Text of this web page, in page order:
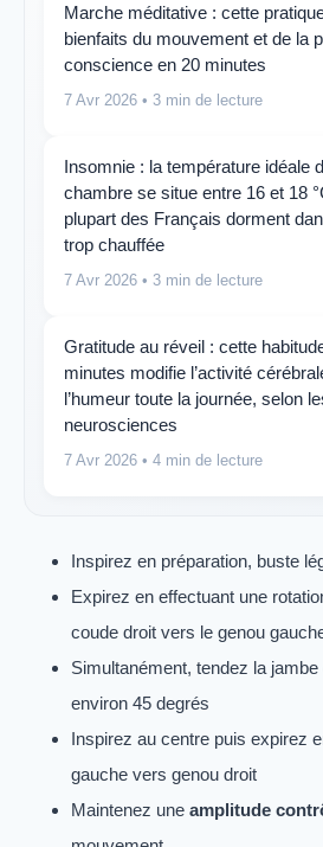
Marche méditative : cette
bienfaits du mouvement et de la
conscience en 20 minutes
7 Avr 2026 • 3 min de lecture
Insomnie : la température idéale
chambre se situe entre 16 et 18
plupart des Français dorment
trop chauffée
7 Avr 2026 • 3 min de lecture
Gratitude au réveil : cette
minutes modifie l’activité
l’humeur toute la journée, selon
neurosciences
7 Avr 2026 • 4 min de lecture
Inspirez en préparation, buste
Expirez en effectuant une
coude droit vers le genou
Simultanément, tendez la
environ 45 degrés
Inspirez au centre puis expirez
gauche vers genou droit
Maintenez une amplitude